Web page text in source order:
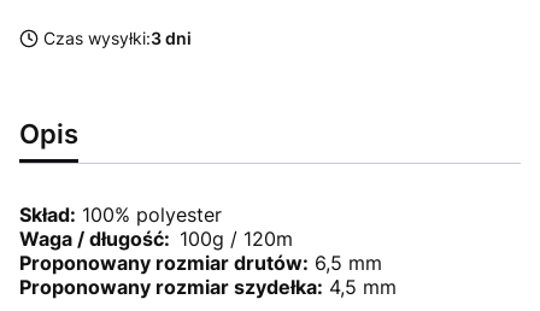
Czas wysyłki:3 dni
Opis
Skład: 100% polyester
Waga / długość: 100g / 120m
Proponowany rozmiar drutów: 6,5 mm
Proponowany rozmiar szydełka: 4,5 mm